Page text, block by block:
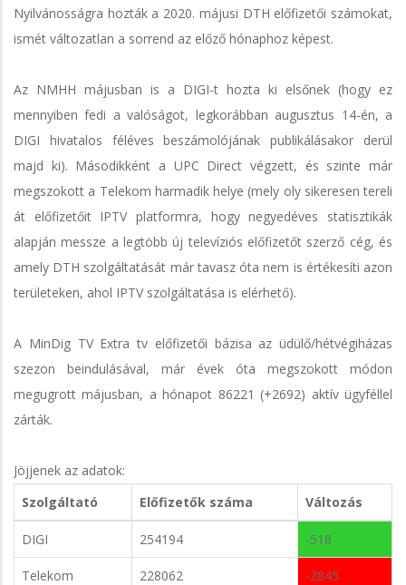
Nyilvánosságra hozták a 2020. májusi DTH előfizetői számokat,
ismét változatlan a sorrend az előző hónaphoz képest.
Az NMHH májusban is a DIGI-t hozta ki elsőnek (hogy ez
mennyiben fedi a valóságot, legkorábban augusztus 14-én, a
DIGI hivatalos féléves beszámolójának publikálásakor derül
majd ki). Másodikként a UPC Direct végzett, és szinte már
megszokott a Telekom harmadik helye (mely oly sikeresen tereli
át előfizetőit IPTV platformra, hogy negyedéves statisztikák
alapján messze a legtöbb új televíziós előfizetőt szerző cég, és
amely DTH szolgáltatását már tavasz óta nem is értékesíti azon
területeken, ahol IPTV szolgáltatása is elérhető).
A MinDig TV Extra tv előfizetői bázisa az üdülő/hétvégiházas
szezon beindulásával, már évek óta megszokott módon
megugrott májusban, a hónapot 86221 (+2692) aktív ügyféllel
zárták.
Jöjjenek az adatok:
Szolgáltató
Előfizetők száma Változás
DIGI 254194 -518
Telekom 228062 -2845